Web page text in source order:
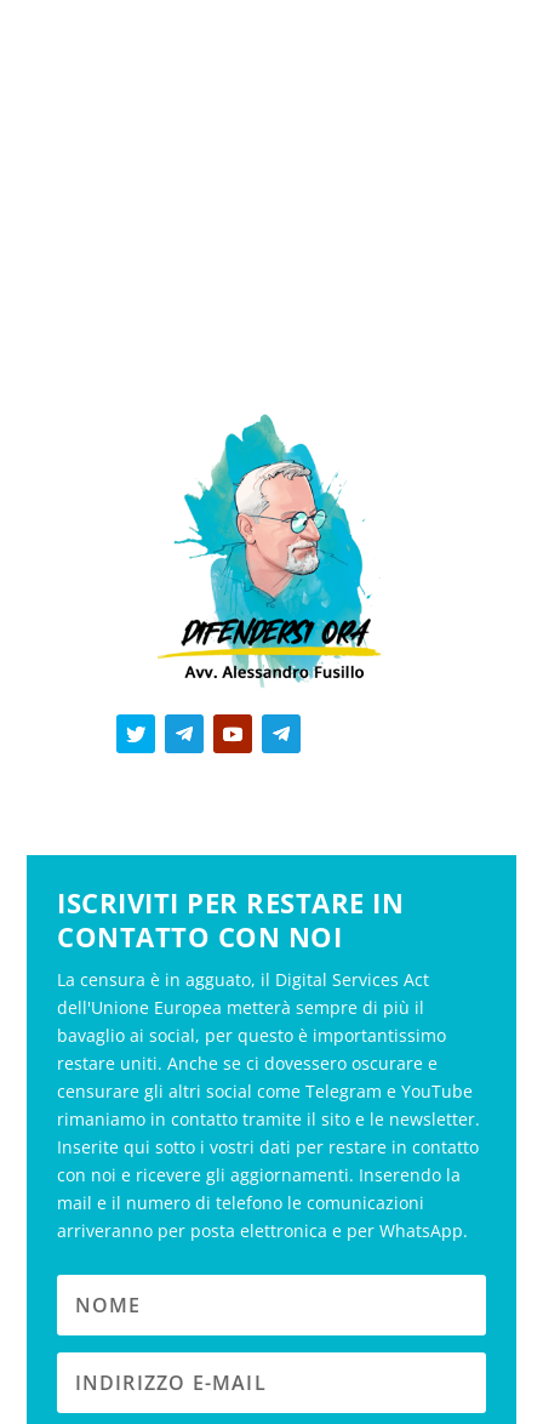
ISCRIVITI PER RESTARE IN
CONTATTO CON NOI
La censura è in agguato, il Digital Services Act
dell'Unione Europea metterà sempre di più il
bavaglio ai social, per questo è importantissimo
restare uniti. Anche se ci dovessero oscurare e
censurare gli altri social come Telegram e YouTube
rimaniamo in contatto tramite il sito e le newsletter.
Inserite qui sotto i vostri dati per restare in contatto
con noi e ricevere gli aggiornamenti. Inserendo la
mail e il numero di telefono le comunicazioni
arriveranno per posta elettronica e per WhatsApp.